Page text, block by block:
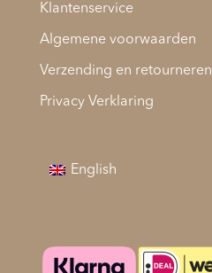
Klantenservice
Algemene voorwaarden
Verzending en retourneren
Privacy Verklaring
English